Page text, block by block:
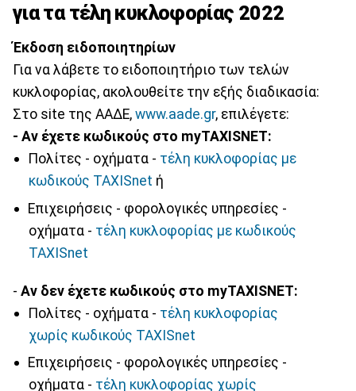
για τα τέλη κυκλοφορίας 2022
Έκδοση ειδοποιητηρίων
Για να λάβετε το ειδοποιητήριο των τελών
κυκλοφορίας, ακολουθείτε την εξής διαδικασία:
Στο site της ΑΑΔΕ, www.aade.gr, επιλέγετε:
- Αν έχετε κωδικούς στο myTAXISNET:
Πολίτες - οχήματα - τέλη κυκλοφορίας με
κωδικούς TAXISnet ή
Επιχειρήσεις - φορολογικές υπηρεσίες -
οχήματα - τέλη κυκλοφορίας με κωδικούς
TAXISnet
- Αν δεν έχετε κωδικούς στο myTAXISNET:
Πολίτες - οχήματα - τέλη κυκλοφορίας
χωρίς κωδικούς TAXISnet
Επιχειρήσεις - φορολογικές υπηρεσίες -
οχήματα - τέλη κυκλοφορίας χωρίς